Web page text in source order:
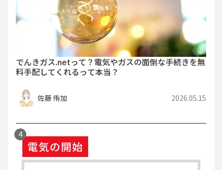
でんきガス.netって？電気やガスの面倒な手続きを無
料手配してくれるって本当？
佐藤 侑加 2026.05.15